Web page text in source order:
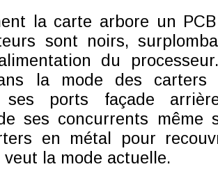
la carte arbore un
sont noirs,
du
la mode des carters
ses ports façade
ses concurrents même
en métal pour
veut la mode actuelle.